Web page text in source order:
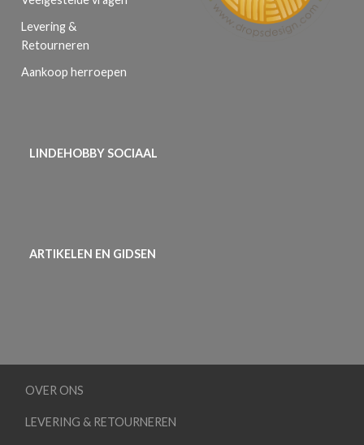
Levering &
Retourneren
Aankoop herroepen
LINDEHOBBY SOCIAAL
ARTIKELEN EN GIDSEN
OVER ONS
LEVERING & RETOURNEREN